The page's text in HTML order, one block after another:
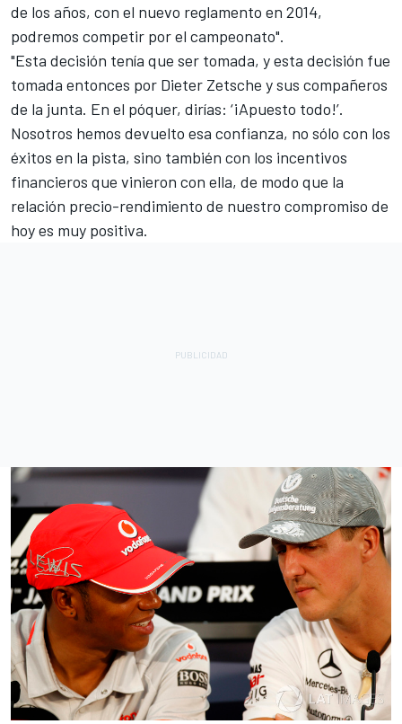
de los años, con el nuevo reglamento en 2014,
podremos competir por el campeonato".
"Esta decisión tenía que ser tomada, y esta decisión fue
tomada entonces por Dieter Zetsche y sus compañeros
de la junta. En el póquer, dirías: ‘¡Apuesto todo!’.
Nosotros hemos devuelto esa confianza, no sólo con los
éxitos en la pista, sino también con los incentivos
financieros que vinieron con ella, de modo que la
relación precio-rendimiento de nuestro compromiso de
hoy es muy positiva.